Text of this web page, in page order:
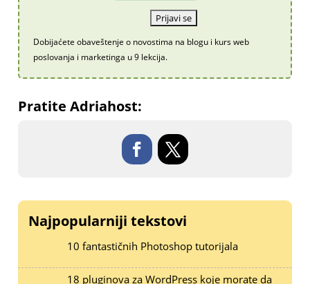
Dobijaćete obaveštenje o novostima na blogu i kurs web
poslovanja i marketinga u 9 lekcija.
Pratite Adriahost:
Najpopularniji tekstovi
10 fantastičnih Photoshop tutorijala
18 pluginova za WordPress koje morate da